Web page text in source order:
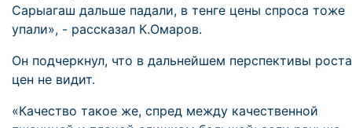
Сарыагаш дальше падали, в тенге цены спроса тоже
упали», - рассказал К.Омаров.
Он подчеркнул, что в дальнейшем перспективы роста
цен не видит.
«Качество такое же, спред между качественной